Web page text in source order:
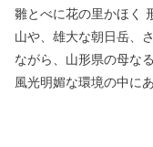
雛とべに花の里かほく 形県のほぼ中央に位置し、万年雪を抱く月
山や、雄大な朝日岳、
ながら、山形県の母な
風光明媚な環境の中にあります。 山形空港
ンジからは車で15分の